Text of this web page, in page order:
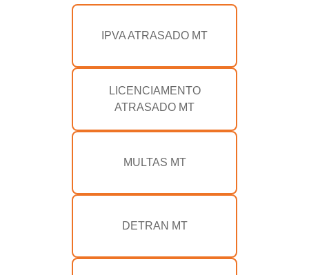
IPVA ATRASADO MT
LICENCIAMENTO
ATRASADO MT
MULTAS MT
DETRAN MT